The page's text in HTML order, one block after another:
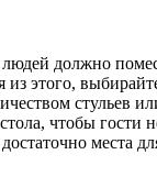
должно
этого,
стульев
чтобы гости
места